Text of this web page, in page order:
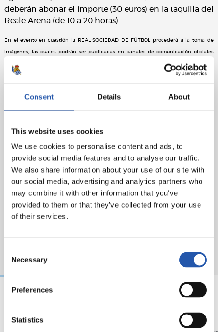
Consent Details About
This website uses cookies
We use cookies to personalise content and ads, to
provide social media features and to analyse our traffic.
We also share information about your use of our site with
our social media, advertising and analytics partners who
may combine it with other information that you’ve
provided to them or that they’ve collected from your use
of their services.
Selection
Necessary
Preferences
Statistics
deberán abonar el importe (30 euros) en la taquilla del
Reale Arena (de 10 a 20 horas).
En el evento en cuestión la REAL SOCIEDAD DE FÚTBOL procederá a la toma de
imágenes, las cuales podrán ser publicadas en canales de comunicación oficiales
del CLUB con fines promocionales del acto en cuestión. En caso de no querer que
las imágenes en las que pueda aparecer Ud. O algún menor que esté bajo su tutela
electrónico, y procederemos a su inmediata retirada: pdcp@realsociedad.eus. La
política de privacidad correspondiente se encuentra en el siguiente
85c4-537b7a3ade79.pdf
FINAL DE COPA ANOETA